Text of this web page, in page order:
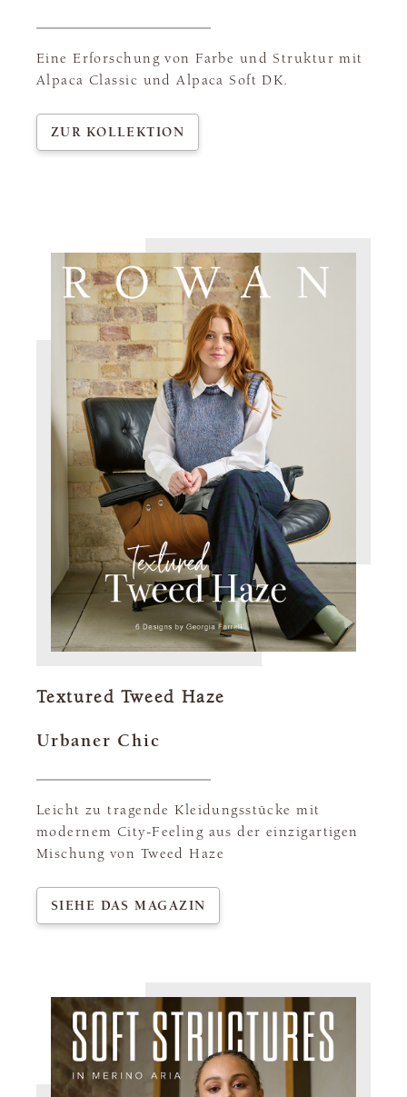
Eine Erforschung von Farbe und Struktur mit
Alpaca Classic und Alpaca Soft DK.
ZUR KOLLEKTION
Textured Tweed Haze
Urbaner Chic
Leicht zu tragende Kleidungsstücke mit
modernem City-Feeling aus der einzigartigen
Mischung von Tweed Haze
SIEHE DAS MAGAZIN